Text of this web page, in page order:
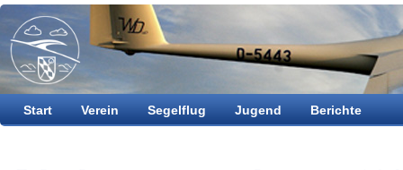
Start Verein Segelflug Jugend Berichte